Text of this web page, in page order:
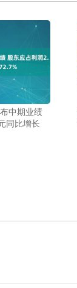
中期业绩
同比增长